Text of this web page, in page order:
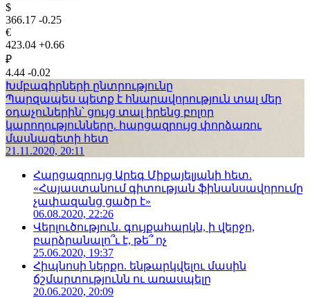
$
366.17 -0.25
€
423.04 +0.66
₽
4.44 -0.02
Խմբագիրների ընտրությունը
Պարզապես պետք է հնարավորություն տալ մեր
օդաչուներին՝ ցույց տալ իրենց բոլոր
կարողությունները. հարցազրույց փորձառու
մասնագետի հետ
21.11.2020, 20:11
Հարցազրույց Արեգ Միքայելյանի հետ.
«Հայաստանում գիտության ֆինանսավորումը
չափազանց ցածր է»
06.08.2020, 22:26
Վերլուծություն. գույքահարկն, ի վերջո,
բարձրանալո՞ւ է, թե՞ ոչ
25.06.2020, 19:37
Հիպնոսի ներքո. ենթարկվելու մասին
ճշմարտությունն ու առասպելը
20.06.2020, 20:09